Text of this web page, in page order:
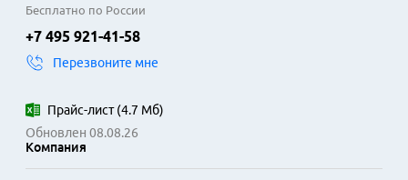
Бесплатно по России
+7 495 921-41-58
Перезвоните мне
Прайс-лист(4.7 Мб)
Обновлен 08.08.26
Компания